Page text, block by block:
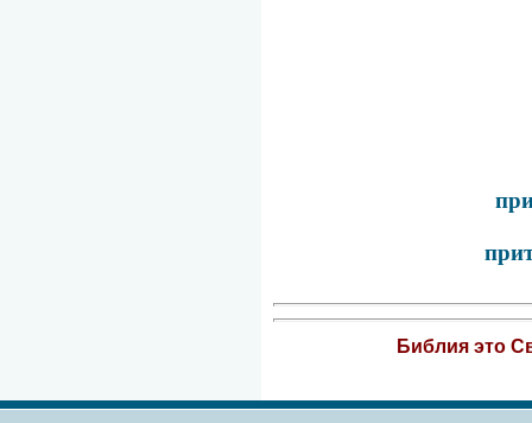
Библия это